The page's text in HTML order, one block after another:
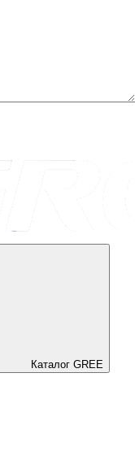
Каталог GREE